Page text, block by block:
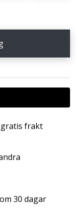
frakt
30 dagar